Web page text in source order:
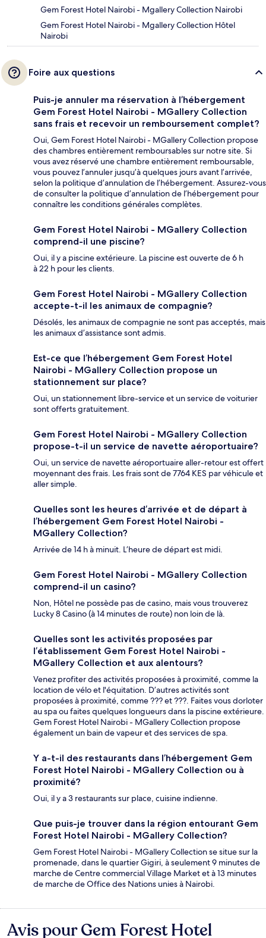
Gem Forest Hotel Nairobi - Mgallery Collection Nairobi
Gem Forest Hotel Nairobi - Mgallery Collection Hôtel
Nairobi
Foire aux questions
Puis-je annuler ma réservation à l’hébergement
Gem Forest Hotel Nairobi - MGallery Collection
sans frais et recevoir un remboursement complet?
Oui, Gem Forest Hotel Nairobi - MGallery Collection propose
des chambres entièrement remboursables sur notre site. Si
vous avez réservé une chambre entièrement remboursable,
vous pouvez l’annuler jusqu’à quelques jours avant l’arrivée,
selon la politique d’annulation de l’hébergement. Assurez-vous
de consulter la politique d’annulation de l’hébergement pour
connaître les conditions générales complètes.
Gem Forest Hotel Nairobi - MGallery Collection
comprend-il une piscine?
Oui, il y a piscine extérieure. La piscine est ouverte de 6 h
à 22 h pour les clients.
Gem Forest Hotel Nairobi - MGallery Collection
accepte-t-il les animaux de compagnie?
Désolés, les animaux de compagnie ne sont pas acceptés, mais
les animaux d’assistance sont admis.
Est-ce que l’hébergement Gem Forest Hotel
Nairobi - MGallery Collection propose un
stationnement sur place?
Oui, un stationnement libre-service et un service de voiturier
sont offerts gratuitement.
Gem Forest Hotel Nairobi - MGallery Collection
propose-t-il un service de navette aéroportuaire?
Oui, un service de navette aéroportuaire aller-retour est offert
moyennant des frais. Les frais sont de 7764 KES par véhicule et
aller simple.
Quelles sont les heures d’arrivée et de départ à
l’hébergement Gem Forest Hotel Nairobi -
MGallery Collection?
Arrivée de 14 h à minuit. L’heure de départ est midi.
Gem Forest Hotel Nairobi - MGallery Collection
comprend-il un casino?
Non, Hôtel ne possède pas de casino, mais vous trouverez
Lucky 8 Casino (à 14 minutes de route) non loin de là.
Quelles sont les activités proposées par
l’établissement Gem Forest Hotel Nairobi -
MGallery Collection et aux alentours?
Venez profiter des activités proposées à proximité, comme la
location de vélo et l'équitation. D’autres activités sont
proposées à proximité, comme ??? et ???. Faites vous dorloter
au spa ou faites quelques longueurs dans la piscine extérieure.
Gem Forest Hotel Nairobi - MGallery Collection propose
également un bain de vapeur et des services de spa.
Y a-t-il des restaurants dans l’hébergement Gem
Forest Hotel Nairobi - MGallery Collection ou à
proximité?
Oui, il y a 3 restaurants sur place, cuisine indienne.
Que puis-je trouver dans la région entourant Gem
Forest Hotel Nairobi - MGallery Collection?
Gem Forest Hotel Nairobi - MGallery Collection se situe sur la
promenade, dans le quartier Gigiri, à seulement 9 minutes de
marche de Centre commercial Village Market et à 13 minutes
de marche de Office des Nations unies à Nairobi.
Avis
Avis pour Gem Forest Hotel